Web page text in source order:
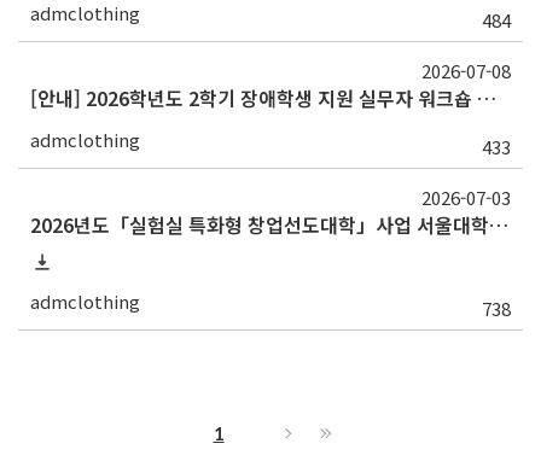
admclothing 484
[안내] 2026학년도 2학기 장애학생 지원 실무자 워크숍 개최
admclothing 433
2026-07-08
2026년도「실험실 특화형 창업선도대학」사업 서울대학교 대학원생 창업동아리 상시모집 안내 및 홍보
admclothing 738
2026-07-03
1